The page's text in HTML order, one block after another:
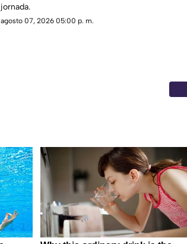
jornada.
agosto 07, 2026 05:00 p. m.